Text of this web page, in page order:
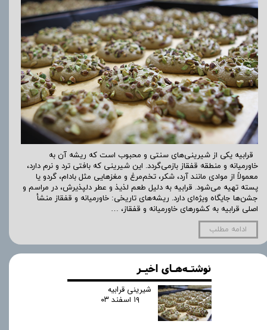
قرابیه یکی از شیرینی‌های سنتی و محبوب است که ریشه آن به
خاورمیانه و منطقه قفقاز بازمی‌گردد. این شیرینی که بافتی ترد و نرم دارد،
معمولاً از موادی مانند آرد، شکر، تخم‌مرغ و مغزهایی مثل بادام، گردو یا
پسته تهیه می‌شود. قرابیه به دلیل طعم لذیذ و عطر دلپذیرش، در مراسم و
جشن‌ها جایگاه ویژه‌ای دارد. ریشه‌های تاریخی: خاورمیانه و قفقاز منشأ
اصلی قرابیه به کشورهای خاورمیانه و قفقاز، …
ادامه مطلب
نوشتـه‌هـای اخیـر
شیرینی قرابیه
۱۹ اسفند ۰۳